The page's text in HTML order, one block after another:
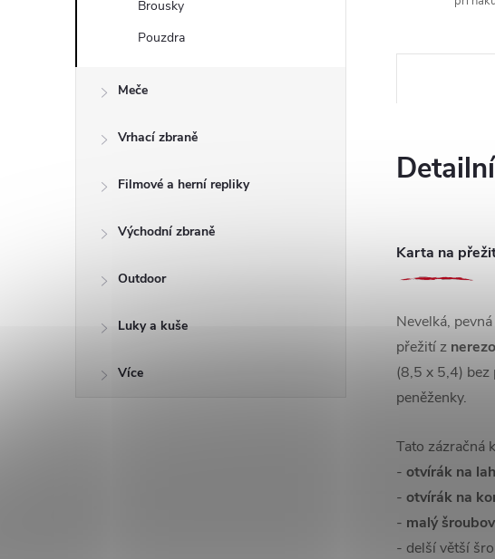
Brousky
Pouzdra
Meče
Vrhací zbraně
Filmové a herní repliky
Východní zbraně
Outdoor
Luky a kuše
Více
Karta na
Nevelká,
přežití z
(8,5 x 5,4)
peněženky.
Tato zázračná
- otvírák na
- otvírák na
- malý
- delší větší